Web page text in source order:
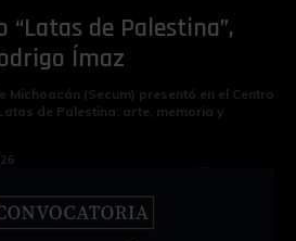
“Latas de Palestina”,
Ímaz
Michoacán (Secum) presentó en el Centro
de Palestina: arte, memoria y